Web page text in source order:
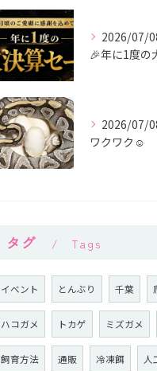
2026/07/
2026/07/
ワクワク☺
タグ Tags
イベント とんぶり 千葉
ハコガメ トカゲ ミズガメ
飼育方法 通販 冷凍餌 人